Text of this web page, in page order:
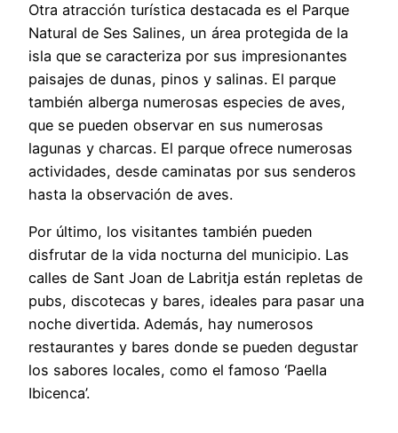
Otra atracción turística destacada es el Parque
Natural de Ses Salines, un área protegida de la
isla que se caracteriza por sus impresionantes
paisajes de dunas, pinos y salinas. El parque
también alberga numerosas especies de aves,
que se pueden observar en sus numerosas
lagunas y charcas. El parque ofrece numerosas
actividades, desde caminatas por sus senderos
hasta la observación de aves.
Por último, los visitantes también pueden
disfrutar de la vida nocturna del municipio. Las
calles de Sant Joan de Labritja están repletas de
pubs, discotecas y bares, ideales para pasar una
noche divertida. Además, hay numerosos
restaurantes y bares donde se pueden degustar
los sabores locales, como el famoso ‘Paella
Ibicenca’.